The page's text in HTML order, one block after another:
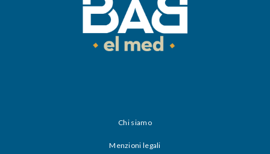
Chi siamo
Menzioni legali